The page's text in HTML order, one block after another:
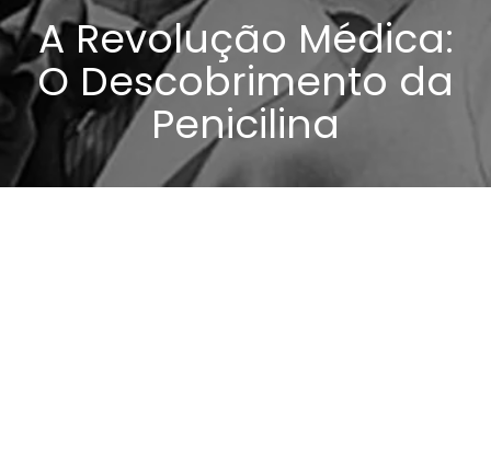
A Revolução Médica:
O Descobrimento da
Penicilina